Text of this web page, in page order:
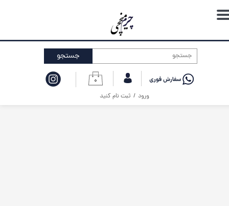
۰
ورود / ثبت نام کنید
حساب کاربری من
تغییر گذر واژه
خروج از حساب کاربری
جستجو